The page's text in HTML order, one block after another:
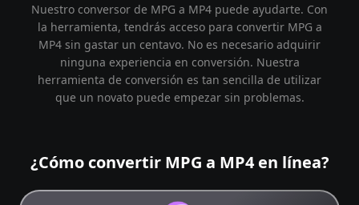
Nuestro conversor de MPG a MP4 puede ayudarte. Con
la herramienta, tendrás acceso para convertir MPG a
MP4 sin gastar un centavo. No es necesario adquirir
ninguna experiencia en conversión. Nuestra
herramienta de conversión es tan sencilla de utilizar
que un novato puede empezar sin problemas.
¿Cómo convertir MPG a MP4 en línea?